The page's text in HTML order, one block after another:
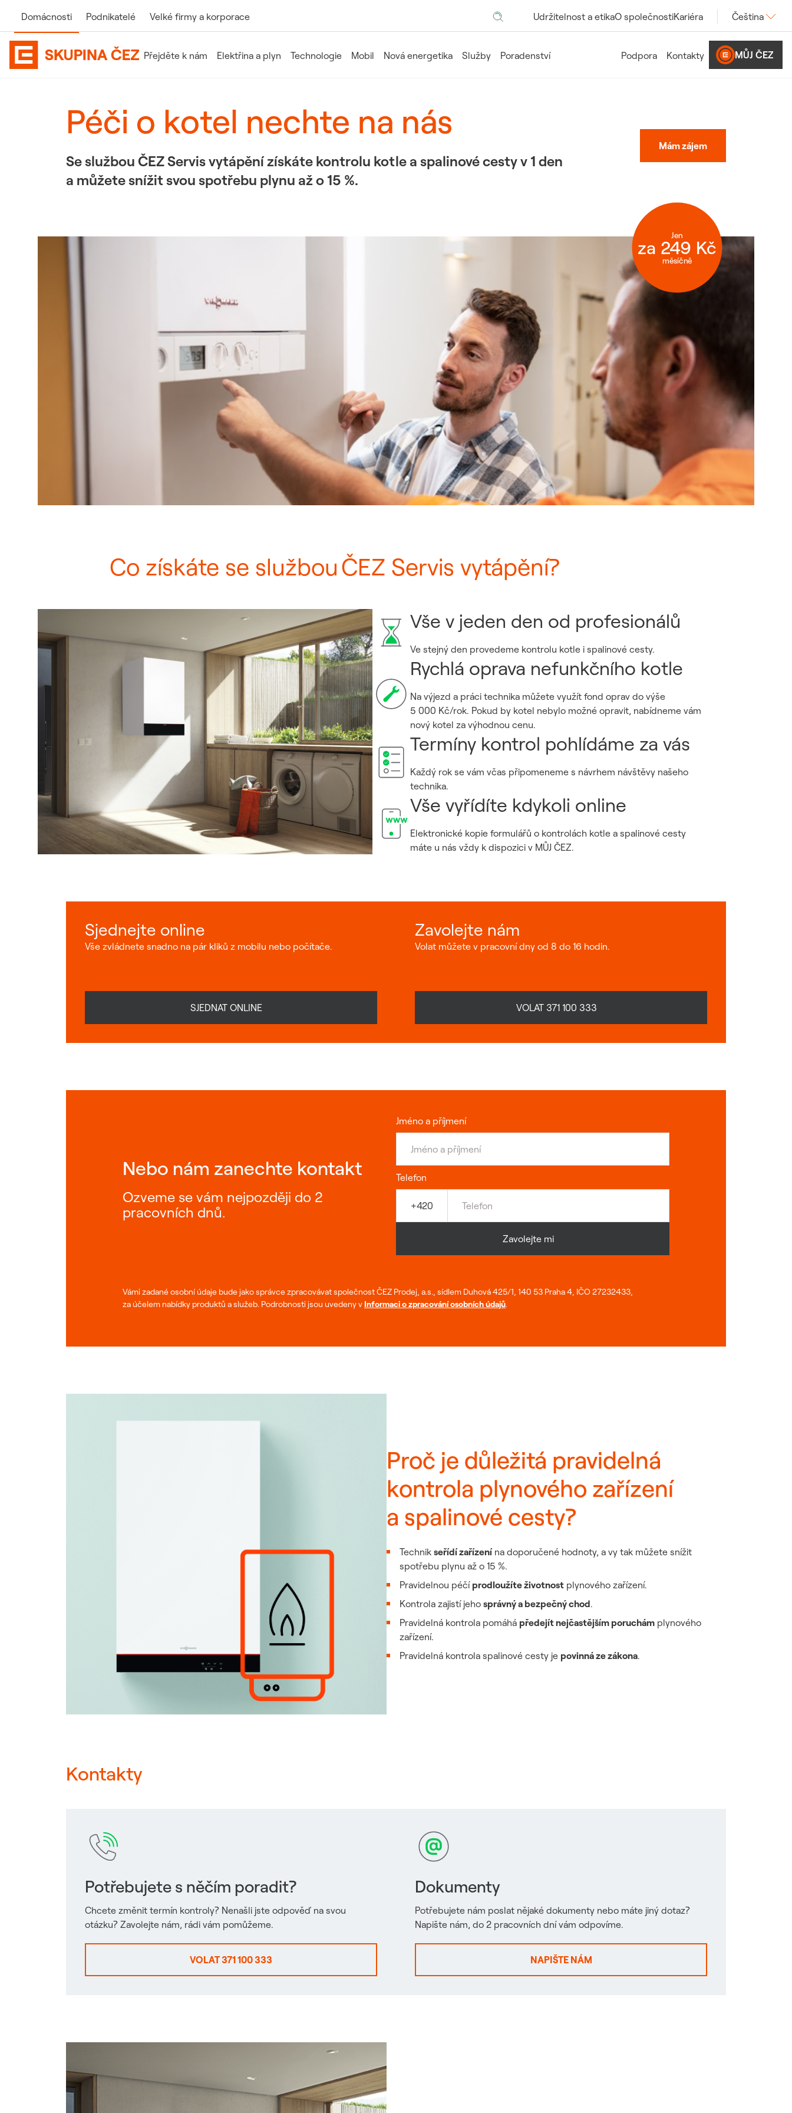
Domácnosti Podnikatelé Velké firmy a korporace Udržitelnost a etikaO společnostiKariéra Čeština
Přejděte k nám Elektřina a plyn Technologie Mobil Nová energetika Služby Poradenství Podpora Kontakty MŮJ ČEZ
Péči o kotel nechte na nás
Se službou ČEZ Servis vytápění získáte kontrolu kotle a spalinové cesty v 1 den
a můžete snížit svou spotřebu plynu až o 15 %.
Mám zájem
Jen
za 249 Kč
měsíčně
Co získáte se službou ČEZ Servis vytápění?
Vše v jeden den od profesionálů
Ve stejný den provedeme kontrolu kotle i spalinové cesty.
Rychlá oprava nefunkčního kotle
Na výjezd a práci technika můžete využít fond oprav do výše
5 000 Kč/rok. Pokud by kotel nebylo možné opravit, nabídneme vám
nový kotel za výhodnou cenu.
Termíny kontrol pohlídáme za vás
Každý rok se vám včas připomeneme s návrhem návštěvy našeho
technika.
Vše vyřídíte kdykoli online
Elektronické kopie formulářů o kontrolách kotle a spalinové cesty
máte u nás vždy k dispozici v MŮJ ČEZ.
Sjednejte online
Vše zvládnete snadno na pár kliků z mobilu nebo počítače.
SJEDNAT ONLINE
Zavolejte nám
Volat můžete v pracovní dny od 8 do 16 hodin.
VOLAT 371 100 333
Nebo nám zanechte kontakt
Ozveme se vám nejpozději do 2
pracovních dnů.
Jméno a příjmení
Telefon
+420
Zavolejte mi
Vámi zadané osobní údaje bude jako správce zpracovávat společnost ČEZ Prodej, a.s., sídlem Duhová 425/1, 140 53 Praha 4, IČO 27232433,
za účelem nabídky produktů a služeb. Podrobnosti jsou uvedeny v Informaci o zpracování osobních údajů.
Proč je důležitá pravidelná
kontrola plynového zařízení
a spalinové cesty?
Technik seřídí zařízenína doporučené hodnoty, a vy tak můžete snížit
spotřebu plynu až o 15 %.
Pravidelnou péčí prodloužíte životnost plynového zařízení.
Kontrola zajistí jeho správný a bezpečný chod.
Pravidelná kontrola pomáhá předejít nejčastějším poruchám plynového
zařízení.
Pravidelná kontrola spalinové cesty je povinná ze zákona.
Kontakty
Potřebujete s něčím poradit?
Chcete změnit termín kontroly? Nenašli jste odpověď na svou
otázku? Zavolejte nám, rádi vám pomůžeme.
VOLAT 371 100 333
Dokumenty
Potřebujete nám poslat nějaké dokumenty nebo máte jiný dotaz?
Napište nám, do 2 pracovních dní vám odpovíme.
NAPIŠTE NÁM